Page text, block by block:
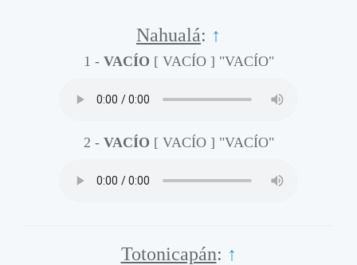
Nahualá: ↑
1 - VACÍO [ VACÍO ] "VACÍO"
2 - VACÍO [ VACÍO ] "VACÍO"
Totonicapán: ↑